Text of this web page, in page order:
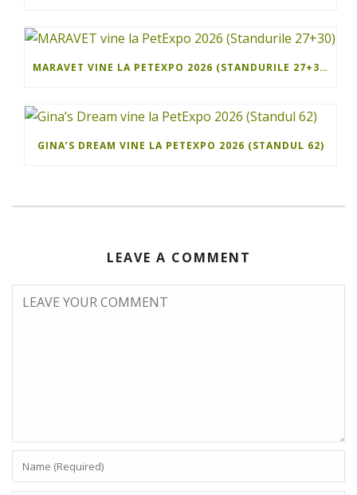
MARAVET VINE LA PETEXPO 2026 (STANDURILE 27+30)
GINA’S DREAM VINE LA PETEXPO 2026 (STANDUL 62)
LEAVE A COMMENT